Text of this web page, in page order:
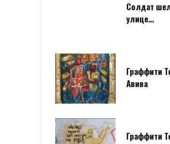
Солдат
улице…
Граффити
Авива
Граффити